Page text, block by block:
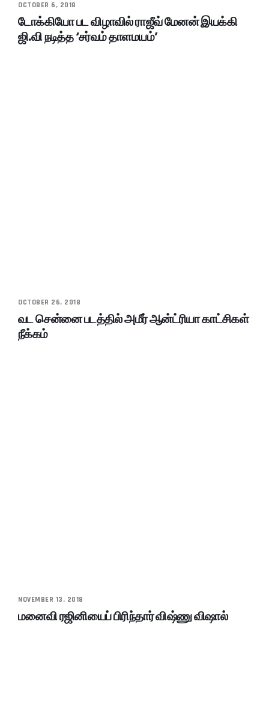
OCTOBER 6, 2018
டோக்கியோ பட விழாவில் ராஜீவ் மேனன் இயக்கி
ஜி.வி நடித்த ‘சர்வம் தாளமயம்’
OCTOBER 26, 2018
வட சென்னை படத்தில் அமீர் ஆன்ட்ரியா காட்சிகள்
நீக்கம்
NOVEMBER 13, 2018
மனைவி ரஜினியைப் பிரிந்தார் விஷ்ணு விஷால்